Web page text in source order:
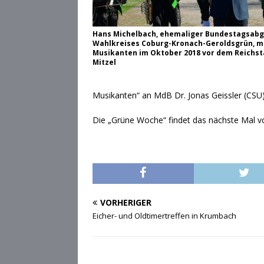
Hans Michelbach, ehemaliger
Wahlkreises Coburg-Kronach-Geroldsgrün,
Musikanten im Oktober 2018 vor dem
Mitzel
Musikanten“ an MdB Dr. Jonas Geissler
Die „Grüne Woche“ findet das nächste Mal
VORHERIGER
Eicher- und Oldtimertreffen in Krumbach